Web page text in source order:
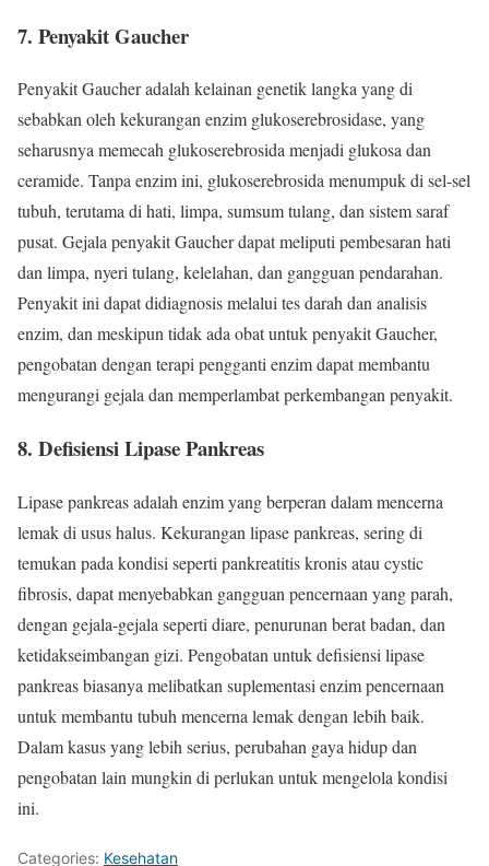
7. Penyakit Gaucher
Penyakit Gaucher adalah kelainan genetik langka yang di
sebabkan oleh kekurangan enzim glukoserebrosidase, yang
seharusnya memecah glukoserebrosida menjadi glukosa dan
ceramide. Tanpa enzim ini, glukoserebrosida menumpuk di sel-sel
tubuh, terutama di hati, limpa, sumsum tulang, dan sistem saraf
pusat. Gejala penyakit Gaucher dapat meliputi pembesaran hati
dan limpa, nyeri tulang, kelelahan, dan gangguan pendarahan.
Penyakit ini dapat didiagnosis melalui tes darah dan analisis
enzim, dan meskipun tidak ada obat untuk penyakit Gaucher,
pengobatan dengan terapi pengganti enzim dapat membantu
mengurangi gejala dan memperlambat perkembangan penyakit.
8. Defisiensi Lipase Pankreas
Lipase pankreas adalah enzim yang berperan dalam mencerna
lemak di usus halus. Kekurangan lipase pankreas, sering di
temukan pada kondisi seperti pankreatitis kronis atau cystic
fibrosis, dapat menyebabkan gangguan pencernaan yang parah,
dengan gejala-gejala seperti diare, penurunan berat badan, dan
ketidakseimbangan gizi. Pengobatan untuk defisiensi lipase
pankreas biasanya melibatkan suplementasi enzim pencernaan
untuk membantu tubuh mencerna lemak dengan lebih baik.
Dalam kasus yang lebih serius, perubahan gaya hidup dan
pengobatan lain mungkin di perlukan untuk mengelola kondisi
ini.
Categories: Kesehatan